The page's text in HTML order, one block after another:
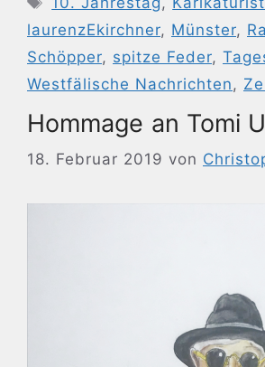
laurenzEkirchner, Münster,
Schöpper, spitze Feder,
Westfälische Nachrichten ,
Hommage an Tomi
18. Februar 2019 von